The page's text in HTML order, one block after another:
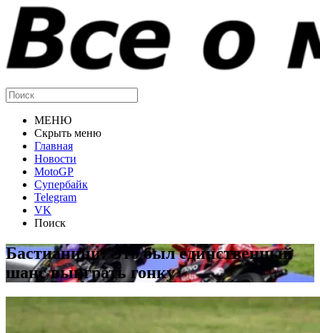
МЕНЮ
Скрыть меню
Главная
Новости
MotoGP
Супербайк
Telegram
VK
Поиск
Бастианини: Это был единственный
шанс выиграть гонку